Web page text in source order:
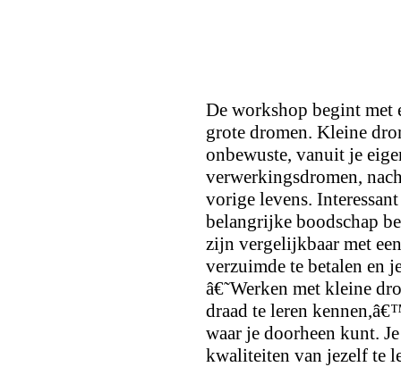
De workshop begint met
grote dromen. Kleine
onbewuste, vanuit je
verwerkingsdromen,
vorige levens.
belangrijke boodschap
zijn vergelijkbaar met
verzuimde te betalen en
â€˜Werken met kleine
draad te leren
waar je doorheen kunt.
kwaliteiten van jezelf te